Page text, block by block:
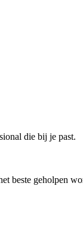
die bij je past.
beste geholpen